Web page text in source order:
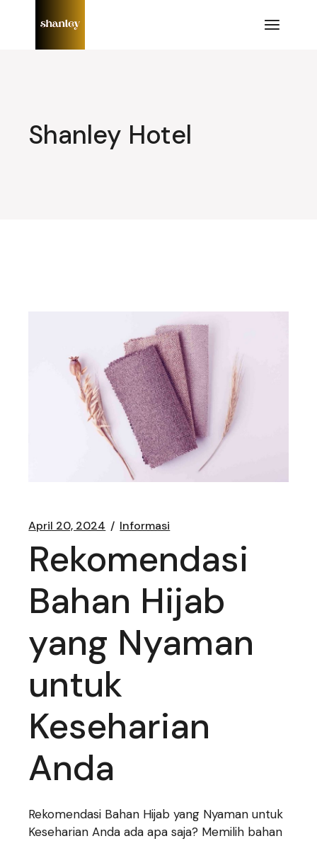
Shanley Hotel
April 20, 2024 Informasi
Rekomendasi
Bahan Hijab
yang Nyaman
untuk
Keseharian
Anda
Rekomendasi Bahan Hijab yang Nyaman untuk
Keseharian Anda ada apa saja? Memilih bahan